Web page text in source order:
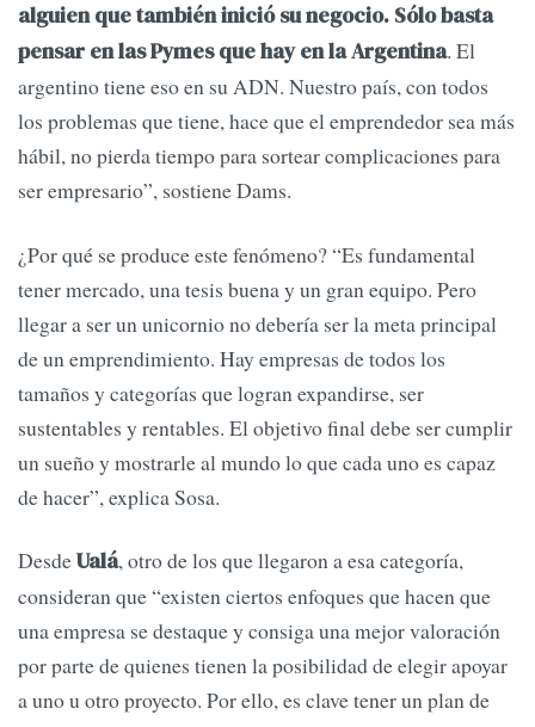
alguien que también inició su negocio. Sólo basta
pensar en las Pymes que hay en la Argentina. El
argentino tiene eso en su ADN. Nuestro país, con todos
los problemas que tiene, hace que el emprendedor sea más
hábil, no pierda tiempo para sortear complicaciones para
ser empresario”, sostiene Dams.
¿Por qué se produce este fenómeno? “Es fundamental
tener mercado, una tesis buena y un gran equipo. Pero
llegar a ser un unicornio no debería ser la meta principal
de un emprendimiento. Hay empresas de todos los
tamaños y categorías que logran expandirse, ser
sustentables y rentables. El objetivo final debe ser cumplir
un sueño y mostrarle al mundo lo que cada uno es capaz
de hacer”, explica Sosa.
DesdeUalá, otro de los que llegaron a esa categoría,
consideran que “existen ciertos enfoques que hacen que
una empresa se destaque y consiga una mejor valoración
por parte de quienes tienen la posibilidad de elegir apoyar
a uno u otro proyecto. Por ello, es clave tener un plan de